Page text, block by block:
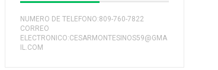
NUMERO DE TELEFONO:809-760-7822
CORREO
ELECTRONICO:CESARMONTESINOS59@GMA
IL.COM